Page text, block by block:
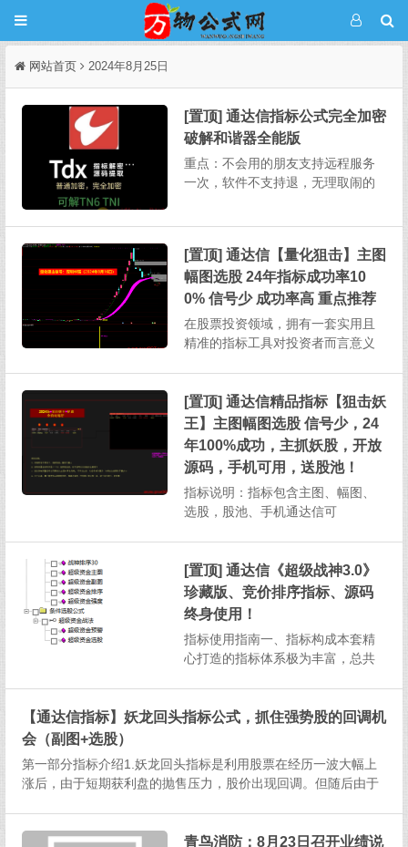
网站首页 2024年8月25日
[置顶] 通达信指标公式完全加密
破解和谐器全能版
重点：不会用的朋友支持远程服务
一次，软件不支持退，无理取闹的
解软件也需要连网状态下授权使
用。本次发布的软件不用任何授
权，下载解压即用，不绑定电...
[置顶] 通达信【量化狙击】主图
幅图选股 24年指标成功率10
0% 信号少 成功率高 重点推荐
在股票投资领域，拥有一套实用且
精准的指标工具对投资者而言意义
幅图、选股以及股池等多个部分，
并且支持在手机通达信软件上操
作，为投资者提供了高效且便捷的
投资分析方式。一、指标构成与基
本...
[置顶] 通达信精品指标【狙击妖
王】主图幅图选股 信号少，24
年100%成功，主抓妖股，开放
源码，手机可用，送股池！
指标说明：指标包含主图、幅图、
选股，股池、手机通达信可
下载！2、预警设置：每天下午13：
30以后即可3、股价跌破预警信号...
[置顶] 通达信《超级战神3.0》
珍藏版、竞价排序指标、源码
终身使用！
指标使用指南一、指标构成本套精
心打造的指标体系极为丰富，总共
标，总计7个指标，为投资者提供全
辑：该选股指标筛选出的股票需...
【通达信指标】妖龙回头指标公式，抓住强势股的回调机
会（副图+选股）
第一部分指标介绍1.妖龙回头指标是利用股票在经历一波大幅上
涨后，由于短期获利盘的抛售压力，股价出现回调。但随后由于
睐和追捧，具有...
青鸟消防：8月23日召开业绩说